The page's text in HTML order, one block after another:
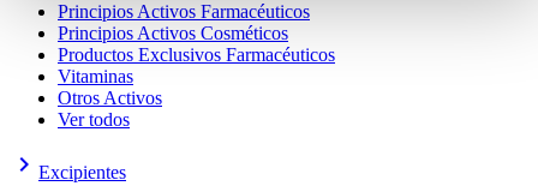
Principios Activos Farmacéuticos
Principios Activos Cosméticos
Productos Exclusivos Farmacéuticos
Vitaminas
Otros Activos
Ver todos
keyboard_arrow_right Excipientes